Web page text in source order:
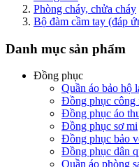
Phòng cháy, chửa cháy
Bộ đàm cầm tay (đáp
Danh mục sản phẩm
Đồng phục
Quần áo bảo hộ
Đồng phục công
Đồng phục áo
Đồng phục sơ mi
Đồng phục bảo
Đồng phục dân
Quần áo phòng